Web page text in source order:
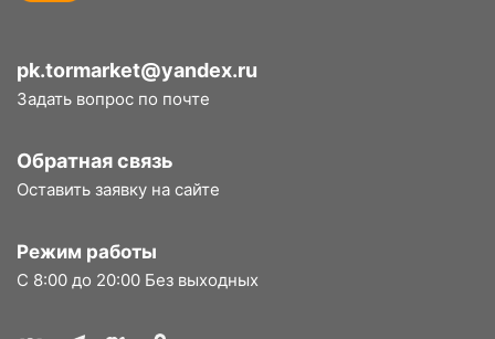
pk.tormarket@yandex.ru
Задать вопрос по почте
Обратная связь
Оставить заявку на сайте
Режим работы
С 8:00 до 20:00 Без выходных